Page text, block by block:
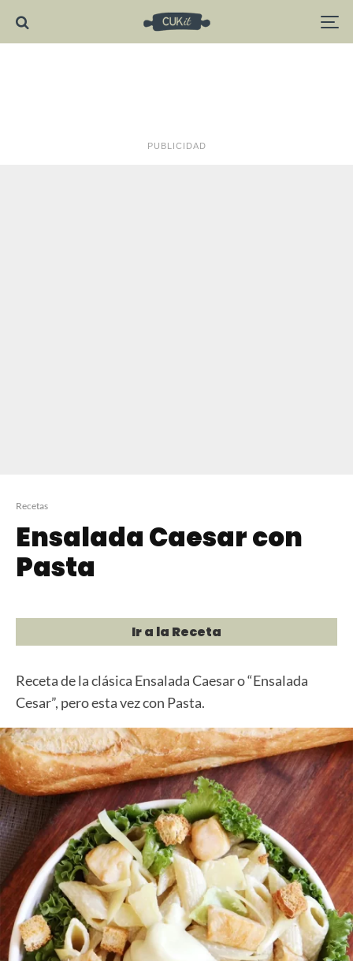
PUBLICIDAD
Recetas
Ensalada Caesar con
Pasta
Ir a la Receta
Receta de la clásica Ensalada Caesar o “Ensalada
Cesar”, pero esta vez con Pasta.